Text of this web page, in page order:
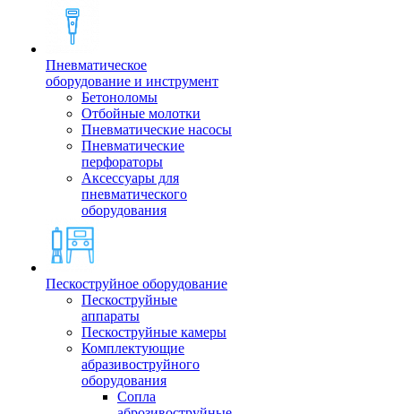
Пневматическое
оборудование и инструмент
Бетоноломы
Отбойные молотки
Пневматические насосы
Пневматические
перфораторы
Аксессуары для
пневматического
оборудования
Пескоструйное оборудование
Пескоструйные
аппараты
Пескоструйные камеры
Комплектующие
абразивоструйного
оборудования
Сопла